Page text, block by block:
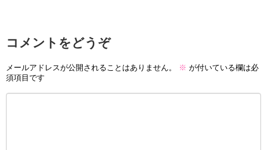
コメントをどうぞ
メールアドレスが公開されることはありません。 ※ が付いている欄は必
須項目です